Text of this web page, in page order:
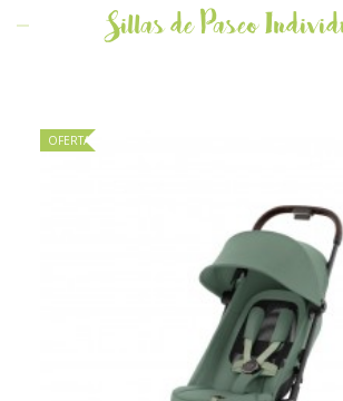
Sillas de Paseo
OFERTA